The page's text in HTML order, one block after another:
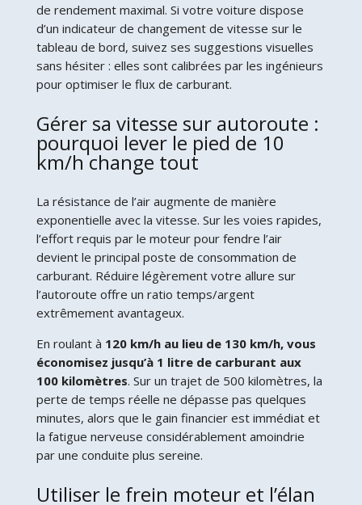
de rendement maximal. Si votre voiture dispose
d’un indicateur de changement de vitesse sur le
tableau de bord, suivez ses suggestions visuelles
sans hésiter : elles sont calibrées par les ingénieurs
pour optimiser le flux de carburant.
Gérer sa vitesse sur autoroute :
pourquoi lever le pied de 10
km/h change tout
La résistance de l’air augmente de manière
exponentielle avec la vitesse. Sur les voies rapides,
l’effort requis par le moteur pour fendre l’air
devient le principal poste de consommation de
carburant. Réduire légèrement votre allure sur
l’autoroute offre un ratio temps/argent
extrêmement avantageux.
En roulant à 120 km/h au lieu de 130 km/h, vous
économisez jusqu’à 1 litre de carburant aux
100 kilomètres. Sur un trajet de 500 kilomètres, la
perte de temps réelle ne dépasse pas quelques
minutes, alors que le gain financier est immédiat et
la fatigue nerveuse considérablement amoindrie
par une conduite plus sereine.
Utiliser le frein moteur et l’élan